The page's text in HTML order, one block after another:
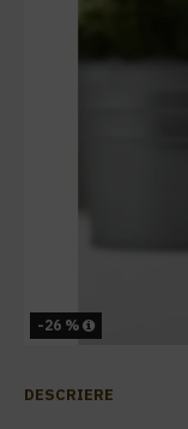
-26 %
DESCRIERE